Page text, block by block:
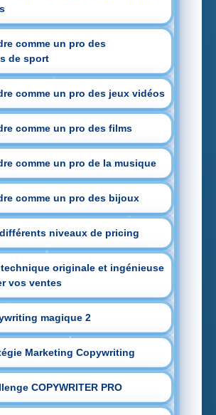
comme un pro des
de sport
comme un pro des jeux vidéos
comme un pro des films
comme un pro de la musique
comme un pro des bijoux
niveaux de pricing
technique originale et ingénieuse
vos ventes
magique 2
Marketing Copywriting
COPYWRITER PRO